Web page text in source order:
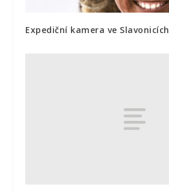
Expediční kamera ve Slavonicích